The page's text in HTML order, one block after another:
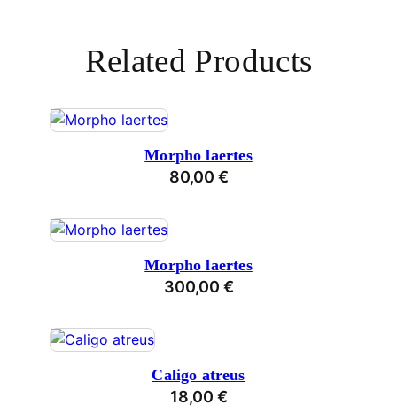
Related Products
Morpho laertes
80,00 €
Morpho laertes
300,00 €
Caligo atreus
18,00 €